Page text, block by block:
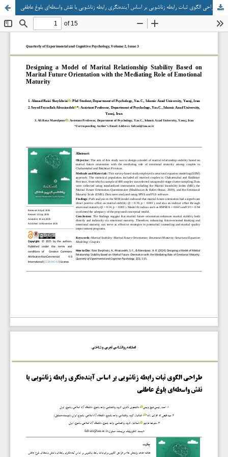
طراحی الگوی ثبات رابطه زناشویی بر اساس آینده‌نگری رابطه زناشویی با نقش واسطه‌ای بلوغ عاطفی